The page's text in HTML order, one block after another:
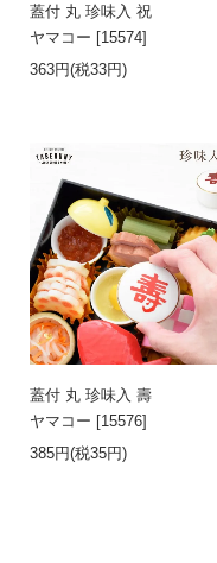
蓋付 丸 珍味入 祝
ヤマコー [15574]
363円(税33円)
蓋付 丸 珍味入 壽
ヤマコー [15576]
385円(税35円)